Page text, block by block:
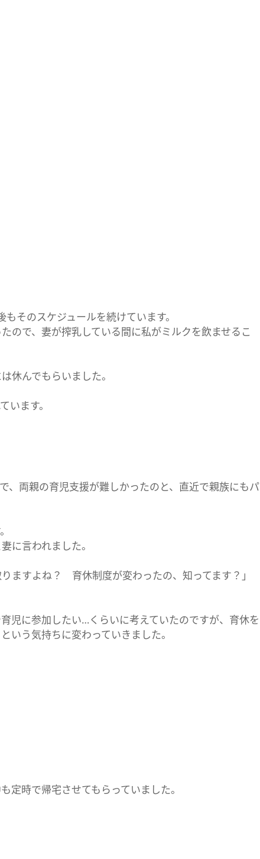
そのスケジュールを続けています。
ので、妻が搾乳している間に私がミルクを飲ませるこ
休んでもらいました。
います。
、両親の育児支援が難しかったのと、直近で親族にもパ
に言われました。
ますよね？ 育休制度が変わったの、知ってます？」
児に参加したい…くらいに考えていたのですが、育休を
いう気持ちに変わっていきました。
定時で帰宅させてもらっていました。